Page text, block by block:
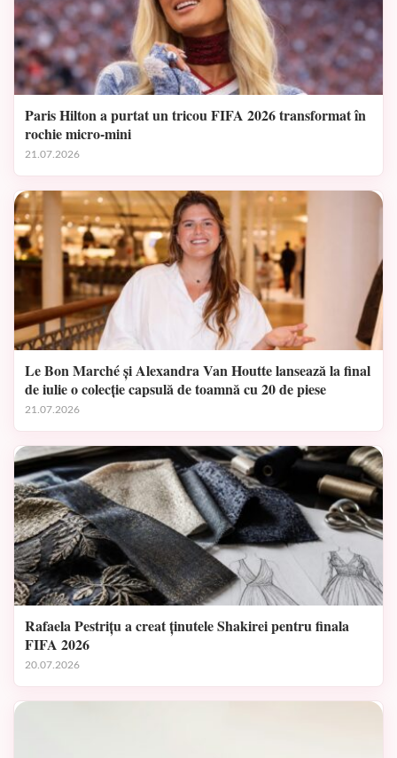
Paris Hilton a purtat un tricou FIFA 2026 transformat în
rochie micro-mini
21.07.2026
Le Bon Marché și Alexandra Van Houtte lansează la final
de iulie o colecție capsulă de toamnă cu 20 de piese
21.07.2026
Rafaela Pestrițu a creat ținutele Shakirei pentru finala
FIFA 2026
20.07.2026